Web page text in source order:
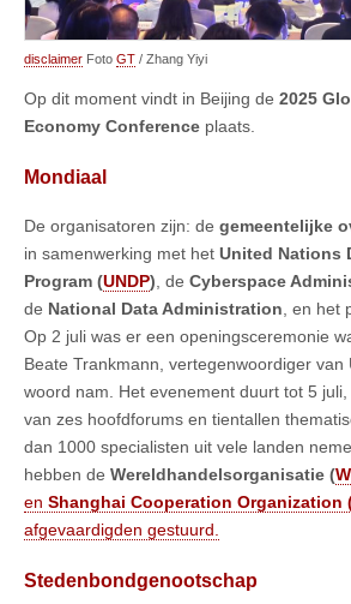
disclaimer Foto GT / Zhang Yiyi
Op dit moment vindt in Beijing de 2025
Economy Conference plaats.
Mondiaal
De organisatoren zijn: de gemeentelijke
in samenwerking met het United Nations
Program (UNDP), de Cyberspace
de National Data Administration, en het
Op 2 juli was er een openingsceremonie
Beate Trankmann, vertegenwoordiger van
woord nam. Het evenement duurt tot 5
van zes hoofdforums en tientallen
dan 1000 specialisten uit vele landen
hebben de Wereldhandelsorganisatie (
en Shanghai Cooperation Organization
afgevaardigden gestuurd.
Stedenbondgenootschap